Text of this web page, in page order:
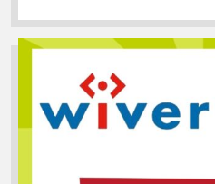
Przeczytaj
Logistic
Force